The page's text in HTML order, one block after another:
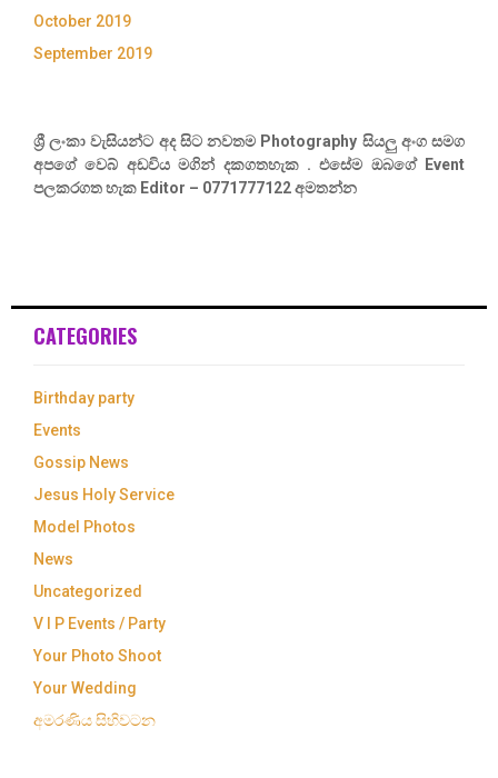
October 2019
September 2019
ශ්‍රී ලංකා වැසියන්ට අද සිට නවතම Photography සියලු අංග සමග
අපගේ වෙබ් අඩවිය මගින් දකගතහැක . එසේම ඔබගේ Event
පලකරගත හැක Editor – 0771777122 අමතන්න
CATEGORIES
Birthday party
Events
Gossip News
Jesus Holy Service
Model Photos
News
Uncategorized
V I P Events / Party
Your Photo Shoot
Your Wedding
අමරණිය සිහිවටන